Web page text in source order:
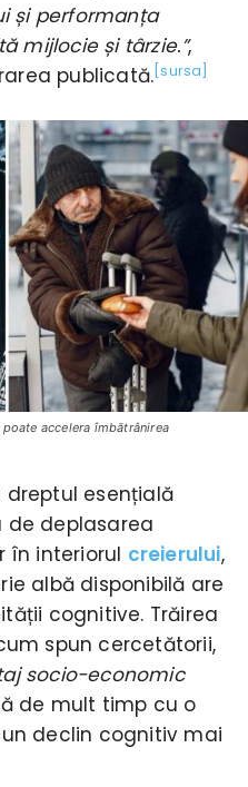
și performanța
mijlocie și târzie.”,
publicată. [sursa]
accelera îmbătrânirea
esențială
deplasarea
în interiorul creierului,
albă disponibilă are
cognitive. Trăirea
spun cercetătorii,
socio-economic
de mult timp cu o
declin cognitiv mai